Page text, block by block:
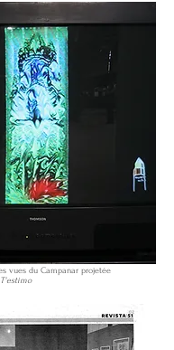
vues du Campanar projetée